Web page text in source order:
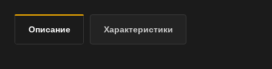
Описание Характеристики